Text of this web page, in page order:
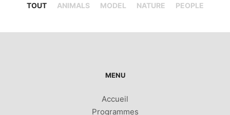
TOUT ANIMALS MODEL NATURE PEOPLE
MENU
Accueil
Programmes